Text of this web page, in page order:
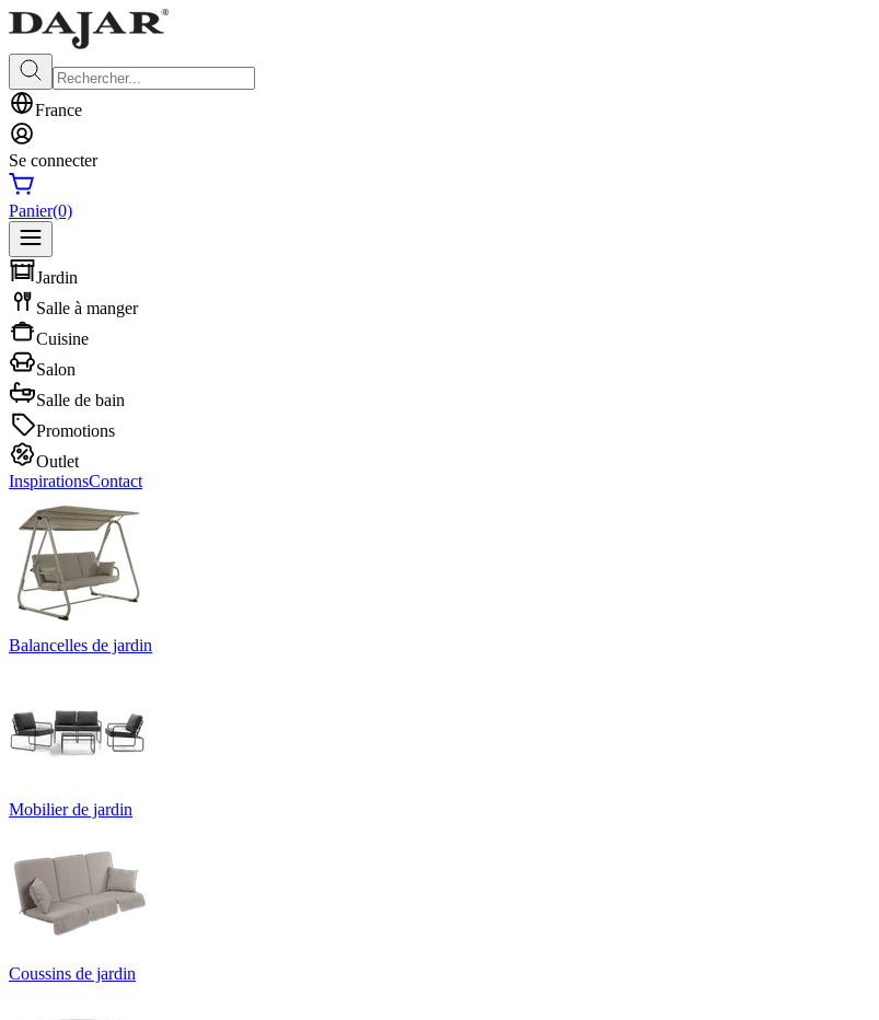
France
Se connecter
Panier(0)
Jardin
Salle à manger
Cuisine
Salon
Salle de bain
Promotions
Outlet
InspirationsContact
Balancelles de jardin
Mobilier de jardin
Coussins de jardin